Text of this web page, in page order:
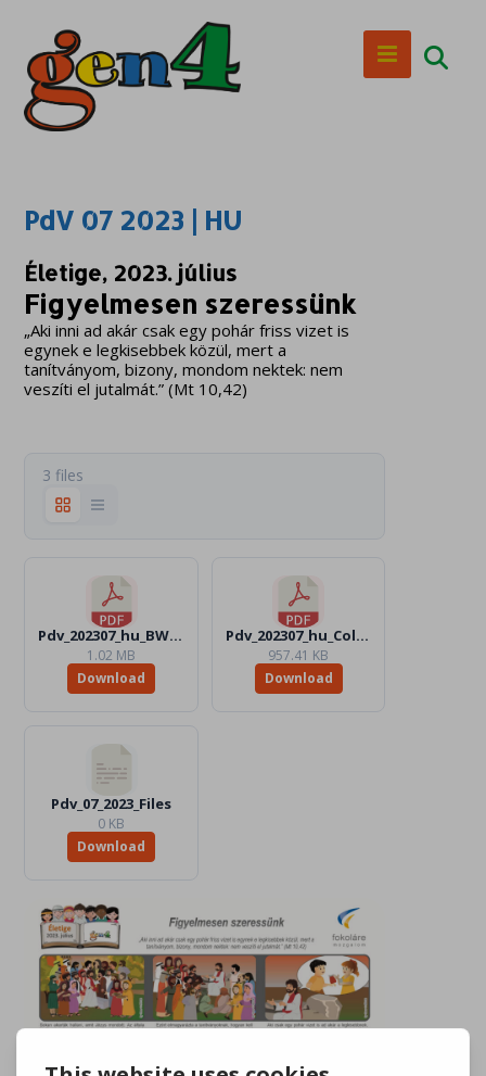
PdV 07 2023 | HU
Életige, 2023. július
Figyelmesen szeressünk
„Aki inni ad akár csak egy pohár friss vizet is
egynek e legkisebbek közül, mert a
tanítványom, bizony, mondom nektek: nem
veszíti el jutalmát.” (Mt 10,42)
3 files
Pdv_202307_hu_BW.pdf
1.02 MB
Download
Pdv_202307_hu_Color.pdf
957.41 KB
Download
Pdv_07_2023_Files
0 KB
Download